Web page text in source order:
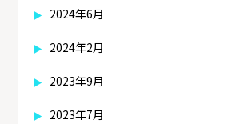
2024年6月
2024年2月
2023年9月
2023年7月